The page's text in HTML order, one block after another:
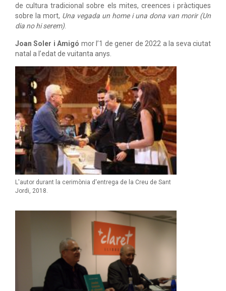
L'autor durant la cerimònia d'entrega de la Creu de Sant
Jordi, 2018.
de cultura tradicional sobre els mites, creences i pràctiques
sobre la mort, Una vegada un home i una dona van morir (Un
dia no hi serem).
Joan Soler i Amigó mor l’1 de gener de 2022 a la seva ciutat
natal a l’edat de vuitanta anys.